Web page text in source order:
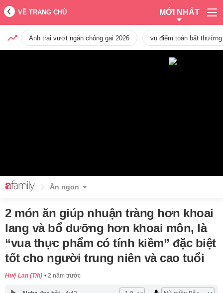
VỀ TRANG CHỦ MỚI NHẤT
Anh trai vượt ngàn chông gai 2026 vụ điểm toán bất
Ăn ngon
2 món ăn giúp nhuận tràng hơn khoai
lang và bổ dưỡng hơn khoai môn, là
“vua thực phẩm có tính kiềm” đặc biệt
tốt cho người trung niên và cao tuổi
Huệ Lan (T/h) 2 năm trước